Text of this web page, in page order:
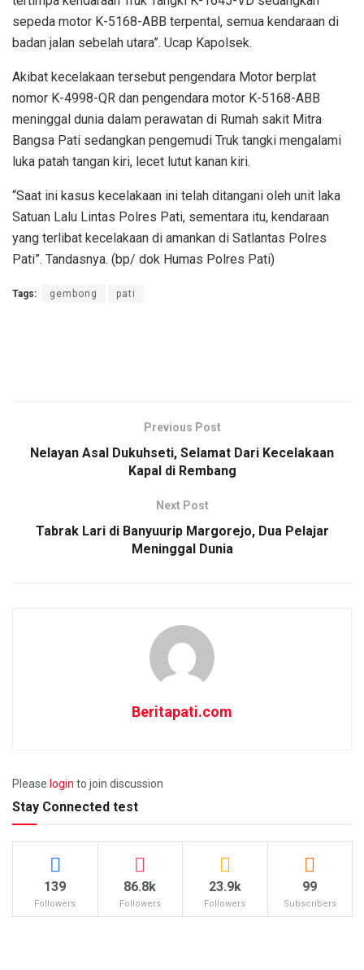
sepeda motor K-5168-ABB terpental, semua kendaraan di
badan jalan sebelah utara”. Ucap Kapolsek.
Akibat kecelakaan tersebut pengendara Motor berplat
nomor K-4998-QR dan pengendara motor K-5168-ABB
meninggal dunia dalam perawatan di Rumah sakit Mitra
Bangsa Pati sedangkan pengemudi Truk tangki mengalami
luka patah tangan kiri, lecet lutut kanan kiri.
“Saat ini kasus kecelakaan ini telah ditangani oleh unit laka
Satuan Lalu Lintas Polres Pati, sementara itu, kendaraan
yang terlibat kecelakaan di amankan di Satlantas Polres
Pati”. Tandasnya. (bp/ dok Humas Polres Pati)
Tags: gembong pati
Previous Post
Nelayan Asal Dukuhseti, Selamat Dari Kecelakaan
Kapal di Rembang
Next Post
Tabrak Lari di Banyuurip Margorejo, Dua Pelajar
Meninggal Dunia
Beritapati.com
Please login to join discussion
Stay Connected test
139
Followers
86.8k
Followers
23.9k
Followers
99
Subscribers